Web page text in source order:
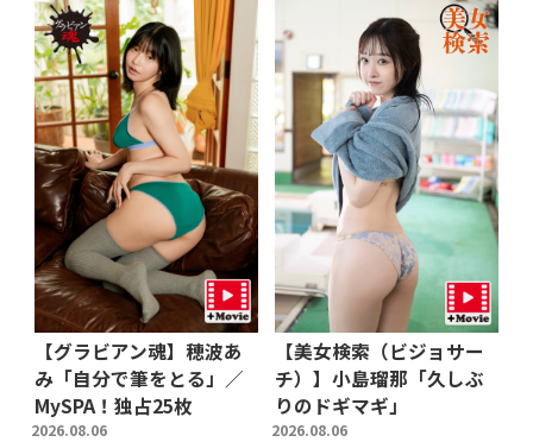
【グラビアン魂】穂波あ
み「自分で筆をとる」／
MySPA！独占25枚
2026.08.06
【美女検索（ビジョサー
チ）】小島瑠那「久しぶ
りのドギマギ」
2026.08.06